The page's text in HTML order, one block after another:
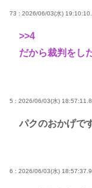
73 : 2026/06/03(水)
>>4
だから裁判をし
5 : 2026/06/03(水)
パクのおかげで
6 : 2026/06/03(水)